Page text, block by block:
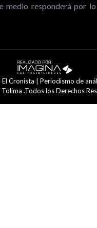
medio responderá por
Cronista | Periodismo de
Tolima .Todos los Derechos